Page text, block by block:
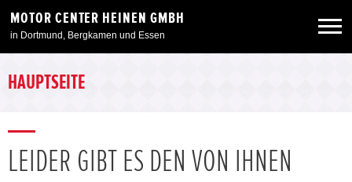
MOTOR CENTER HEINEN GMBH
in Dortmund, Bergkamen und Essen
Neuwagen
Angebote
HAUPTSEITE
LEIDER GIBT ES DEN VON IHNEN